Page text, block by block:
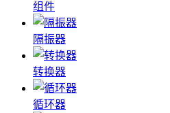
组件
隔振器
转换器
循环器